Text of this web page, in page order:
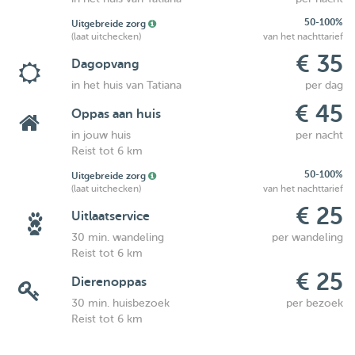
Uitgebreide zorg
50-100%
(laat uitchecken)
van het nachttarief
Dagopvang € 35
in het huis van Tatiana per dag
Oppas aan huis € 45
in jouw huis
per nacht
Reist tot 6 km
Uitgebreide zorg
50-100%
(laat uitchecken)
van het nachttarief
Uitlaatservice € 25
30 min. wandeling
per wandeling
Reist tot 6 km
Dierenoppas € 25
30 min. huisbezoek
per bezoek
Reist tot 6 km